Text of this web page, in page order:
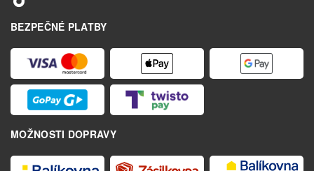
BEZPEČNÉ PLATBY
MOŽNOSTI DOPRAVY